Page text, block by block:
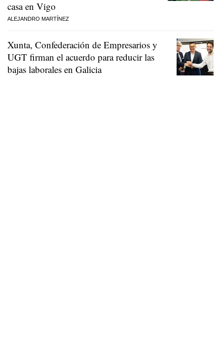
casa en Vigo
ALEJANDRO MARTÍNEZ
Xunta, Confederación de Empresarios y
UGT firman el acuerdo para reducir las
bajas laborales en Galicia